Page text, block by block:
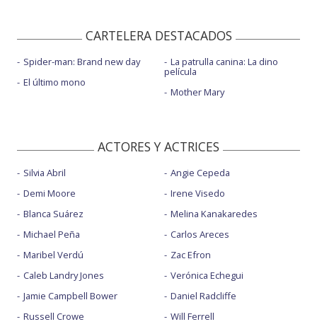
CARTELERA DESTACADOS
Spider-man: Brand new day
El último mono
La patrulla canina: La dino
película
Mother Mary
ACTORES Y ACTRICES
Silvia Abril
Demi Moore
Blanca Suárez
Michael Peña
Maribel Verdú
Caleb Landry Jones
Jamie Campbell Bower
Russell Crowe
Angie Cepeda
Irene Visedo
Melina Kanakaredes
Carlos Areces
Zac Efron
Verónica Echegui
Daniel Radcliffe
Will Ferrell